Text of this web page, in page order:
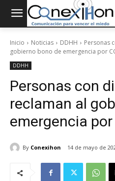
Inicio Noticias DDHH
Personas
gobierno bono de emergencia por
DDHH
Personas con
reclaman al
emergencia por
By Conexihon 14 de mayo de